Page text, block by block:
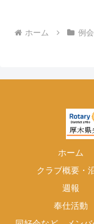
ホーム 例
ホーム
クラブ概要・
週報
奉仕活動